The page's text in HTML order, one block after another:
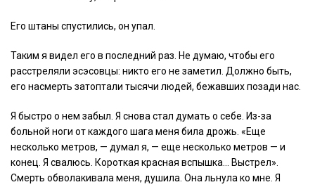
Его штаны спустились, он упал.
Таким я видел его в последний раз. Не думаю, чтобы его
расстреляли эсэсовцы: никто его не заметил. Должно быть,
его насмерть затоптали тысячи людей, бежавших позади нас.
Я быстро о нем забыл. Я снова стал думать о себе. Из-за
больной ноги от каждого шага меня била дрожь. «Еще
несколько метров, — думал я, — еще несколько метров — и
конец. Я свалюсь. Короткая красная вспышка… Выстрел».
Смерть обволакивала меня, душила. Она льнула ко мне. Я